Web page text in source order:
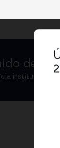
de
institucional